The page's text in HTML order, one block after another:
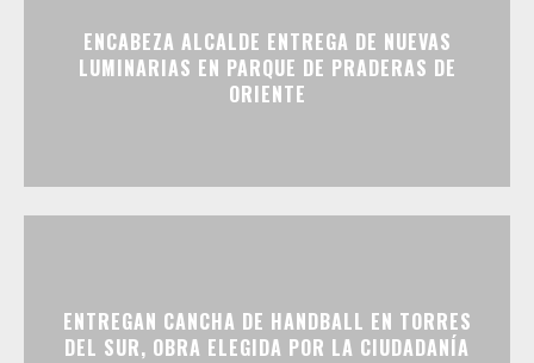
ENCABEZA ALCALDE ENTREGA DE NUEVAS
LUMINARIAS EN PARQUE DE PRADERAS DE
ORIENTE
ENTREGAN CANCHA DE HANDBALL EN TORRES
DEL SUR, OBRA ELEGIDA POR LA CIUDADANÍA